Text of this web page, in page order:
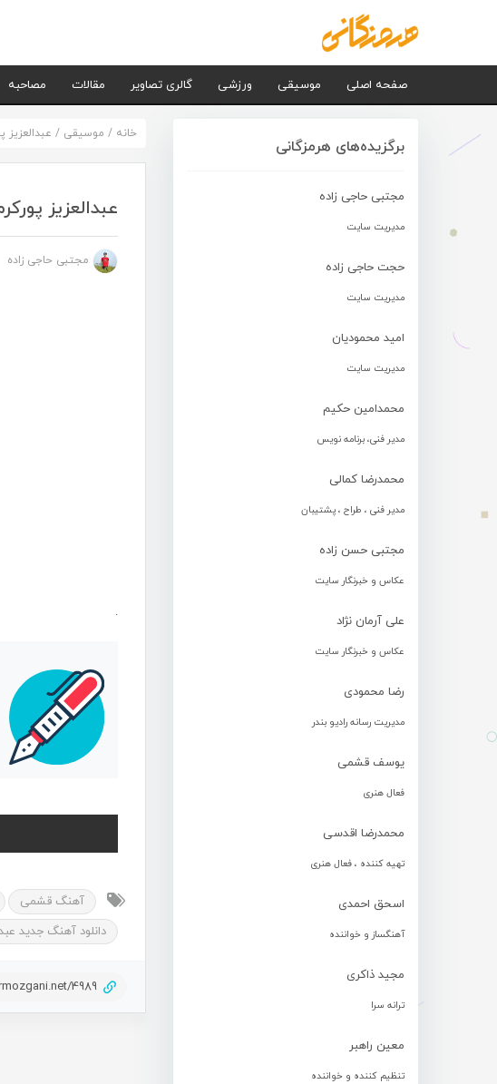
صفحه اصلی موسیقی ورزشی گالری تصاویر مقالات مصاحبه
برگزیده‌های هرمزگانی
مجتبی حاجی زاده
مدیریت سایت
حجت حاجی زاده
مدیریت سایت
امید محمودیان
مدیریت سایت
محمدامین حکیم
مدیر فنی، برنامه نویس
محمدرضا کمالی
مدیر فنی ، طراح ، پشتیبان
مجتبی حسن زاده
عکاس و خبرنگار سایت
علی آرمان نژاد
عکاس و خبرنگار سایت
رضا محمودی
مدیریت رسانه رادیو بندر
یوسف قشمی
فعال هنری
محمدرضا اقدسی
تهیه کننده ، فعال هنری
اسحق احمدی
آهنگساز و خواننده
مجید ذاکری
ترانه سرا
معین راهبر
تنظیم کننده و خواننده
خانه / موسیقی / عبدالعزیز
عبدالعزیز
مجتبی حاجی زاده
.
آهنگ قشمی
دانلود آهنگ جدید
4989